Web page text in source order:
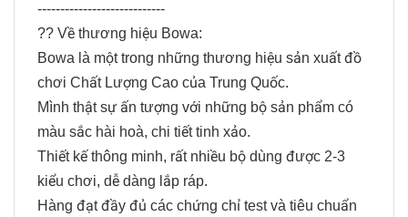
----------------------------
?? Về thương hiệu Bowa:
Bowa là một trong những thương hiệu sản xuất đồ
chơi Chất Lượng Cao của Trung Quốc.
Mình thật sự ấn tượng với những bộ sản phẩm có
màu sắc hài hoà, chi tiết tinh xảo.
Thiết kế thông minh, rất nhiều bộ dùng được 2-3
kiểu chơi, dễ dàng lắp ráp.
Hàng đạt đầy đủ các chứng chỉ test và tiêu chuẩn